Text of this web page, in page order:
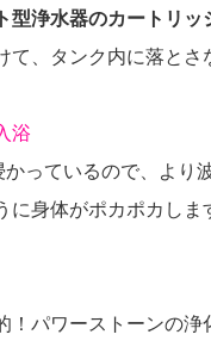
型浄水器のカートリッ
、タンク内に落とさ
浴
っているので、より
身体がポカポカしま
パワーストーンの浄